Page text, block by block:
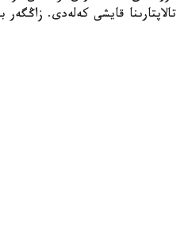
تالاپتارىنا قايشى كەلەدى. زاڭگەر